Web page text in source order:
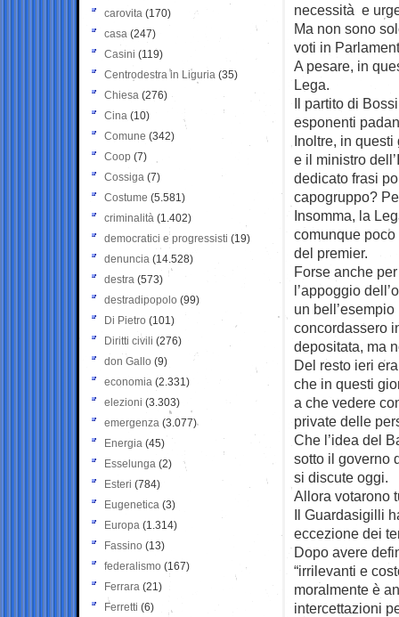
necessità e
Ma non sono
voti in
A pesare, in
Lega.
Il partito di
esponenti
Inoltre, in
e il ministro
dedicato frasi
capogruppo?
Insomma, la
comunque
del premier.
Forse anche
l’appoggio
un
concordassero
depositata, ma
Del resto ieri
che in questi
a che vedere
private delle
Che l’idea del
sotto il governo
si discute oggi.
Allora votarono
Il Guardasigilli
eccezione dei
Dopo avere
“irrilevanti e
moralmente è
intercettazioni
carovita (170)
casa (247)
Casini (119)
Centrodestra in Liguria (35)
Chiesa (276)
Cina (10)
Comune (342)
Coop (7)
Cossiga (7)
Costume (5.581)
criminalità (1.402)
democratici e progressisti (19)
denuncia (14.528)
destra (573)
destradipopolo (99)
Di Pietro (101)
Diritti civili (276)
don Gallo (9)
economia (2.331)
elezioni (3.303)
emergenza (3.077)
Energia (45)
Esselunga (2)
Esteri (784)
Eugenetica (3)
Europa (1.314)
Fassino (13)
federalismo (167)
Ferrara (21)
Ferretti (6)